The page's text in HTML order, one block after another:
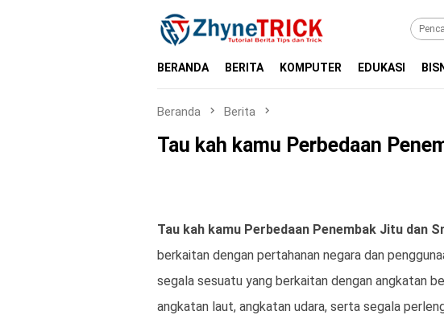
BERANDA BERITA KOMPUTER EDUKASI
Beranda Berita
Tau kah kamu Perbedaan
Tau kah kamu Perbedaan Penembak Jitu dan
berkaitan dengan pertahanan negara dan
segala sesuatu yang berkaitan dengan angkatan
angkatan laut, angkatan udara, serta segala